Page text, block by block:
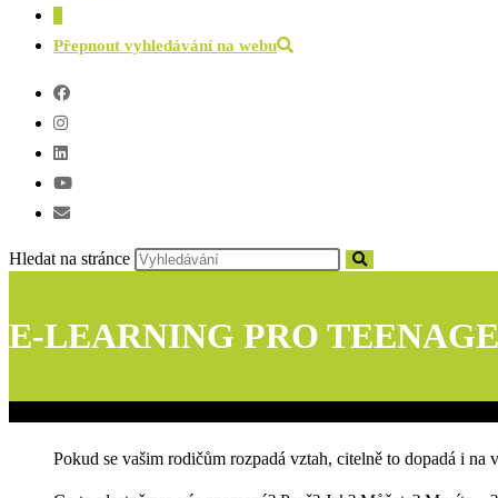
Přepnout vyhledávání na webu
Hledat na stránce
E-LEARNING PRO
Pokud se vašim rodičům rozpadá vztah, citelně to dopadá i na